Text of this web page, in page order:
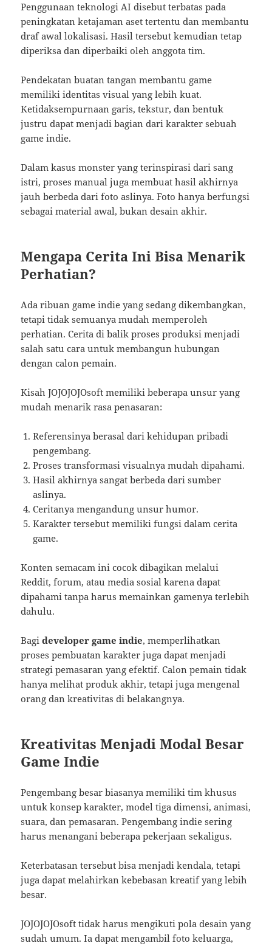
Penggunaan teknologi AI disebut terbatas pada
peningkatan ketajaman aset tertentu dan membantu
draf awal lokalisasi. Hasil tersebut kemudian tetap
diperiksa dan diperbaiki oleh anggota tim.
Pendekatan buatan tangan membantu game
memiliki identitas visual yang lebih kuat.
Ketidaksempurnaan garis, tekstur, dan bentuk
justru dapat menjadi bagian dari karakter sebuah
game indie.
Dalam kasus monster yang terinspirasi dari sang
istri, proses manual juga membuat hasil akhirnya
jauh berbeda dari foto aslinya. Foto hanya berfungsi
sebagai material awal, bukan desain akhir.
Mengapa Cerita Ini Bisa Menarik
Perhatian?
Ada ribuan game indie yang sedang dikembangkan,
tetapi tidak semuanya mudah memperoleh
perhatian. Cerita di balik proses produksi menjadi
salah satu cara untuk membangun hubungan
dengan calon pemain.
Kisah JOJOJOJOsoft memiliki beberapa unsur yang
mudah menarik rasa penasaran:
Referensinya berasal dari kehidupan pribadi
pengembang.
Proses transformasi visualnya mudah dipahami.
Hasil akhirnya sangat berbeda dari sumber
aslinya.
Ceritanya mengandung unsur humor.
Karakter tersebut memiliki fungsi dalam cerita
game.
Konten semacam ini cocok dibagikan melalui
Reddit, forum, atau media sosial karena dapat
dipahami tanpa harus memainkan gamenya terlebih
dahulu.
Bagideveloper game indie, memperlihatkan
proses pembuatan karakter juga dapat menjadi
strategi pemasaran yang efektif. Calon pemain tidak
hanya melihat produk akhir, tetapi juga mengenal
orang dan kreativitas di belakangnya.
Kreativitas Menjadi Modal Besar
Game Indie
Pengembang besar biasanya memiliki tim khusus
untuk konsep karakter, model tiga dimensi, animasi,
suara, dan pemasaran. Pengembang indie sering
harus menangani beberapa pekerjaan sekaligus.
Keterbatasan tersebut bisa menjadi kendala, tetapi
juga dapat melahirkan kebebasan kreatif yang lebih
besar.
JOJOJOJOsoft tidak harus mengikuti pola desain yang
sudah umum. Ia dapat mengambil foto keluarga,